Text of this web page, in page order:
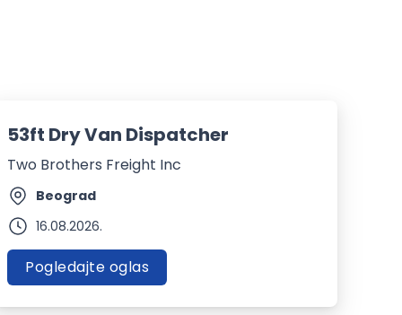
53ft Dry Van Dispatcher
Two Brothers Freight Inc
Beograd
16.08.2026.
Pogledajte oglas